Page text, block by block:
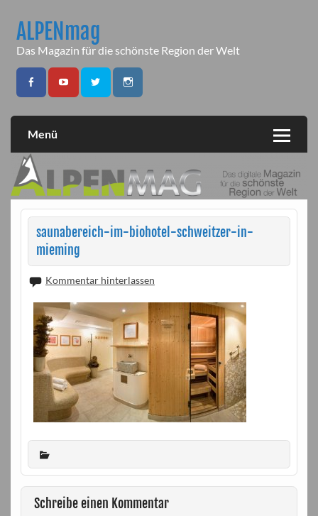
contentALPENmag
Das Magazin für die schönste Region der Welt
Menü
saunabereich-im-biohotel-schweitzer-in-
mieming
Kommentar hinterlassen
Schreibe einen Kommentar